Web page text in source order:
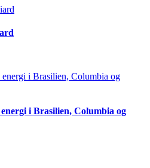
i Brasilien, Columbia og